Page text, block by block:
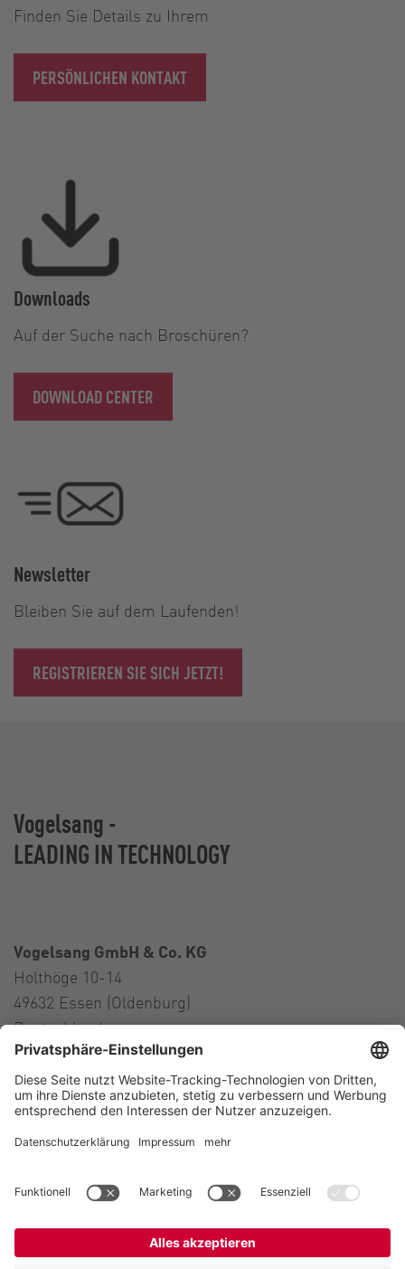
Finden Sie Details zu Ihrem
PERSÖNLICHEN KONTAKT
Downloads
Auf der Suche nach Broschüren?
DOWNLOAD CENTER
Newsletter
Bleiben Sie auf dem Laufenden!
REGISTRIEREN SIE SICH JETZT!
Vogelsang -
LEADING IN TECHNOLOGY
Vogelsang GmbH & Co. KG
Holthöge 10-14
49632 Essen (Oldenburg)
Deutschland
Kontakt
Tel.:+49 5434 83 0